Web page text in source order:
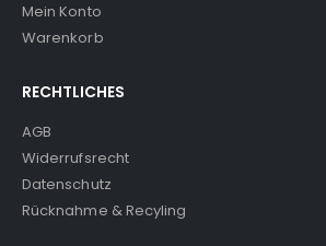
Mein Konto
Warenkorb
RECHTLICHES
AGB
Widerrufsrecht
Datenschutz
Rücknahme & Recyling